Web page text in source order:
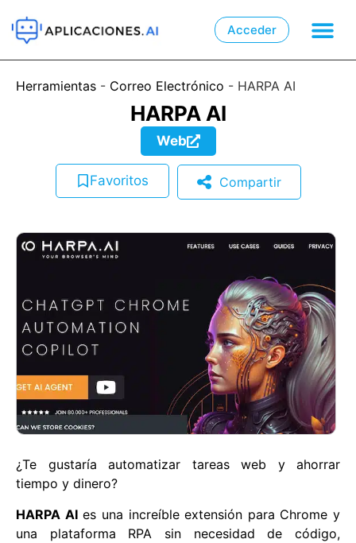
Acceder
Herramientas - Correo Electrónico - HARPA AI
HARPA AI
Web
Favoritos Compartir
¿Te gustaría automatizar tareas web y ahorrar
tiempo y dinero?
HARPA AIes una increíble extensión para Chrome y
una plataforma RPA sin necesidad de código,